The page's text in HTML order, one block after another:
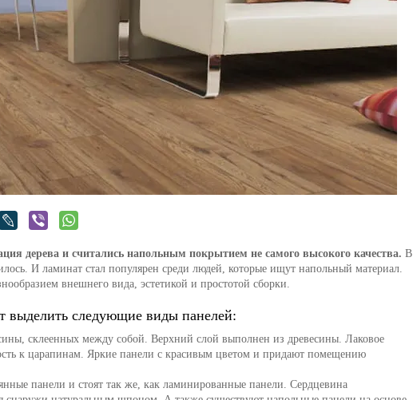
дерева и считались напольным покрытием не самого высокого качества. В
И ламинат стал популярен среди людей, которые ищут напольный материал.
внешнего вида, эстетикой и простотой сборки.
выделить следующие виды панелей:
склеенных между собой. Верхний слой выполнен из древесины. Лаковое
к царапинам. Яркие панели с красивым цветом и придают помещению
панели и стоят так же, как ламинированные панели. Сердцевина